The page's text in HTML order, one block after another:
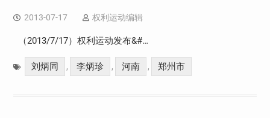
2013-07-17 权利运动编辑
（2013/7/17）权利运动发布&#…
刘炳同 , 李炳珍 , 河南 , 郑州市